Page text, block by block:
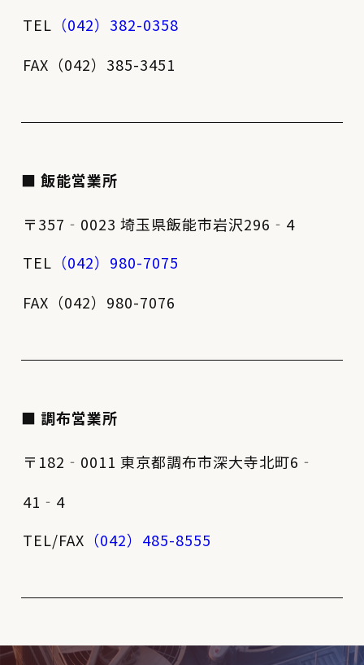
TEL （042）382-0358
FAX（042）385-3451
■ 飯能営業所
〒357‐0023 埼玉県飯能市岩沢296‐4
TEL （042）980-7075
FAX（042）980-7076
■ 調布営業所
〒182‐0011 東京都調布市深大寺北町6‐
41‐4
TEL/FAX （042）485-8555